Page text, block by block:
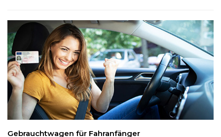
Gebrauchtwagen für Fahranfänger